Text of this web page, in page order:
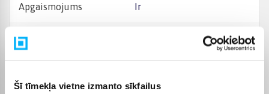
Šī tīmekļa vietne izmanto sīkfailus
Apgaismojums Ir
Ventilators